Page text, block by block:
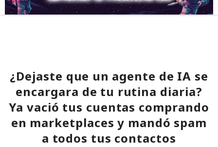
¿Dejaste que un agente de IA se
encargara de tu rutina diaria?
Ya vació tus cuentas comprando
en marketplaces y mandó spam
a todos tus contactos